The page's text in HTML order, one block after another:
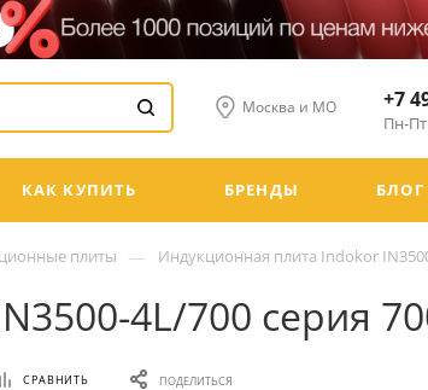
Москва и МО +7
Пн-
КАК КУПИТЬ БРЕНДЫ БЛОГ
плиты — Индукционная плита Indokor
4L/700 серия
СРАВНИТЬ ПОДЕЛИТЬСЯ